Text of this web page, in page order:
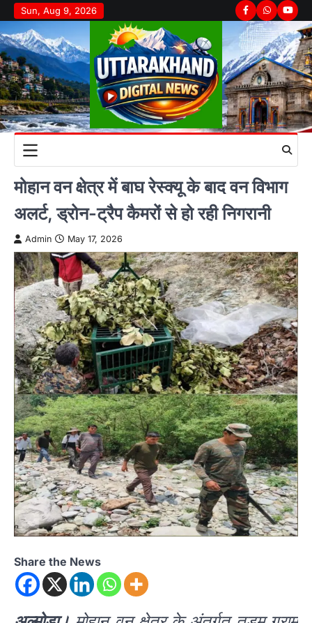
Skip
to
content
Sun, Aug 9, 2026 Facebook
Whatsapp
मोहान वन क्षेत्र में बाघ रेस्क्यू के बाद वन विभाग
अलर्ट, ड्रोन-ट्रैप कैमरों से हो रही निगरानी
Admin May 17, 2026
Share the News